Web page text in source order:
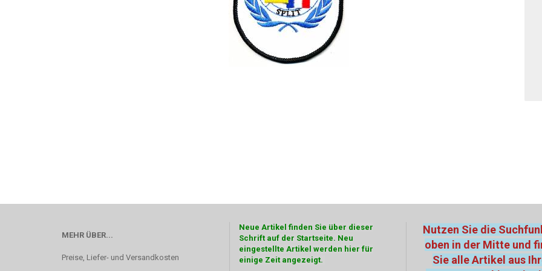
MEHR ÜBER...
Preise, Liefer- und Versandkosten
Neue Artikel finden Sie über dieser
Schrift auf der Startseite. Neu
eingestellte Artikel werden hier für
einige Zeit angezeigt.
Nutzen Sie die
oben in der Mitte und
Sie alle Artikel aus